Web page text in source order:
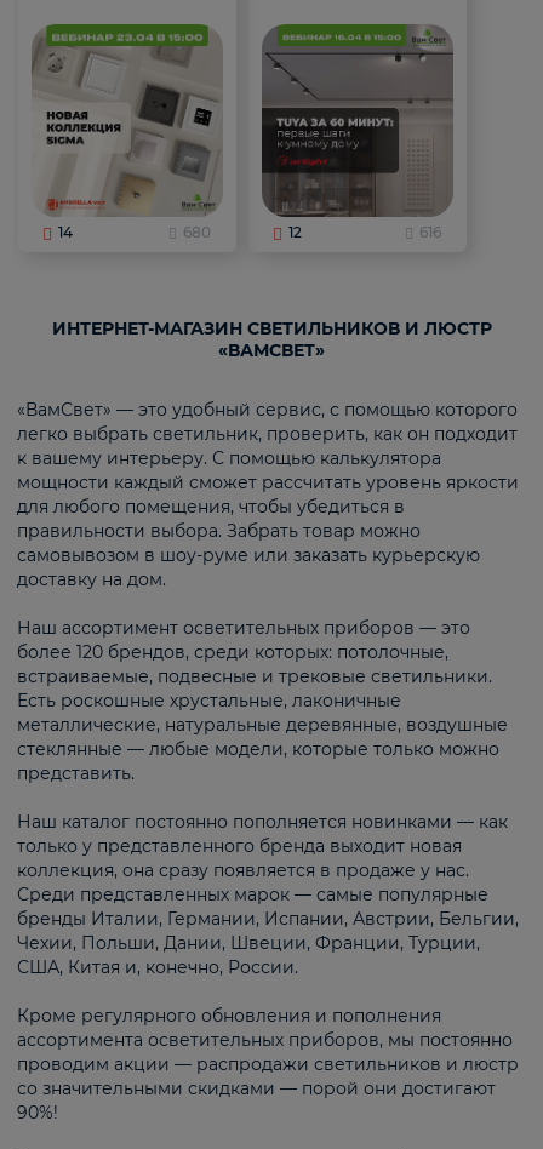
14 680 12 616
ИНТЕРНЕТ-МАГАЗИН СВЕТИЛЬНИКОВ И ЛЮСТР
«ВАМСВЕТ»
«ВамСвет» — это удобный сервис, с помощью которого
легко выбрать светильник, проверить, как он подходит
к вашему интерьеру. С помощью калькулятора
мощности каждый сможет рассчитать уровень яркости
для любого помещения, чтобы убедиться в
правильности выбора. Забрать товар можно
самовывозом в шоу-руме или заказать курьерскую
доставку на дом.
Наш ассортимент осветительных приборов — это
более 120 брендов, среди которых: потолочные,
встраиваемые, подвесные и трековые светильники.
Есть роскошные хрустальные, лаконичные
металлические, натуральные деревянные, воздушные
стеклянные — любые модели, которые только можно
представить.
Наш каталог постоянно пополняется новинками — как
только у представленного бренда выходит новая
коллекция, она сразу появляется в продаже у нас.
Среди представленных марок — самые популярные
бренды Италии, Германии, Испании, Австрии, Бельгии,
Чехии, Польши, Дании, Швеции, Франции, Турции,
США, Китая и, конечно, России.
Кроме регулярного обновления и пополнения
ассортимента осветительных приборов, мы постоянно
проводим акции — распродажи светильников и люстр
со значительными скидками — порой они достигают
90%!